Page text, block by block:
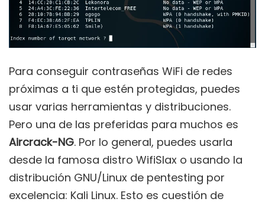
Para conseguir contraseñas WiFi de redes
próximas a ti que estén protegidas, puedes
usar varias herramientas y distribuciones.
Pero una de las preferidas para muchos es
Aircrack-NG. Por lo general, puedes usarla
desde la famosa distro WifiSlax o usando la
distribución GNU/Linux de pentesting por
excelencia: Kali Linux. Esto es cuestión de